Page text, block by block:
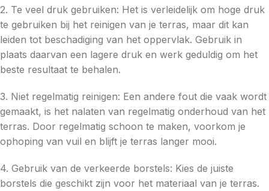
2. Te veel druk gebruiken: Het is verleidelijk om hoge druk
te gebruiken bij het reinigen van je terras, maar dit kan
leiden tot beschadiging van het oppervlak. Gebruik in
plaats daarvan een lagere druk en werk geduldig om het
beste resultaat te behalen.
3. Niet regelmatig reinigen: Een andere fout die vaak wordt
gemaakt, is het nalaten van regelmatig onderhoud van het
terras. Door regelmatig schoon te maken, voorkom je
ophoping van vuil en blijft je terras langer mooi.
4. Gebruik van de verkeerde borstels: Kies de juiste
borstels die geschikt zijn voor het materiaal van je terras.